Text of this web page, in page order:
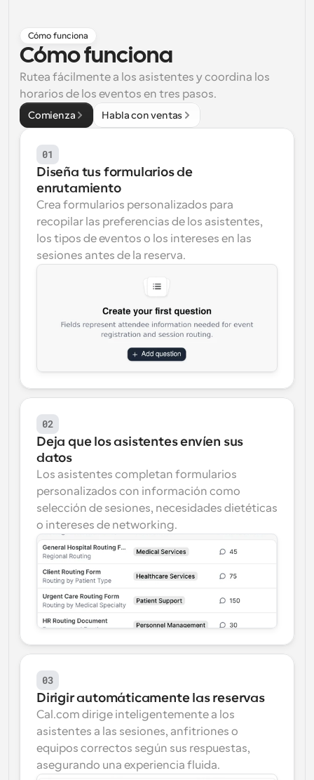
Programación potenciadda con llamadas
impulsadas por IA
Automatiza la programación y los recordatorios
Blog
Mantente al día con las últimas noticias y
actualizaciones
Reuniones Instantáneas
Enlaces de Grupo Dinámico
Reserva reuniones de forma fluida con varias personas
Webhooks
Recibe notificaciones cuando ocurra algo
Cómo funciona
Cómo funciona
Rutea fácilmente a los asistentes y coordina los
horarios de los eventos en tres pasos.
Comienza Habla con ventas
01
Diseña tus formularios de
enrutamiento
Crea formularios personalizados para
recopilar las preferencias de los asistentes,
los tipos de eventos o los intereses en las
sesiones antes de la reserva.
02
Deja que los asistentes envíen sus
datos
Los asistentes completan formularios
personalizados con información como
selección de sesiones, necesidades dietéticas
o intereses de networking.
03
Dirigir automáticamente las reservas
Cal.com dirige inteligentemente a los
asistentes a las sesiones, anfitriones o
equipos correctos según sus respuestas,
asegurando una experiencia fluida.